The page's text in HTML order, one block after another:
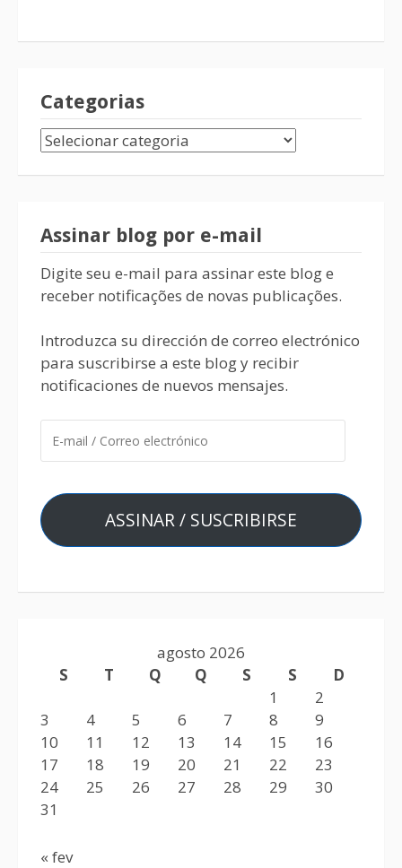
Categorias
Assinar blog por e-mail
Digite seu e-mail para assinar este blog e
receber notificações de novas publicações.
Introduzca su dirección de correo electrónico
para suscribirse a este blog y recibir
notificaciones de nuevos mensajes.
ASSINAR / SUSCRIBIRSE
agosto 2026
S
T Q Q S S
D
1
2
3
4 5 6 7 8
9
10
11 12 13 14 15
16
17
18 19 20 21 22
23
24
25 26 27 28 29
30
31
« fev